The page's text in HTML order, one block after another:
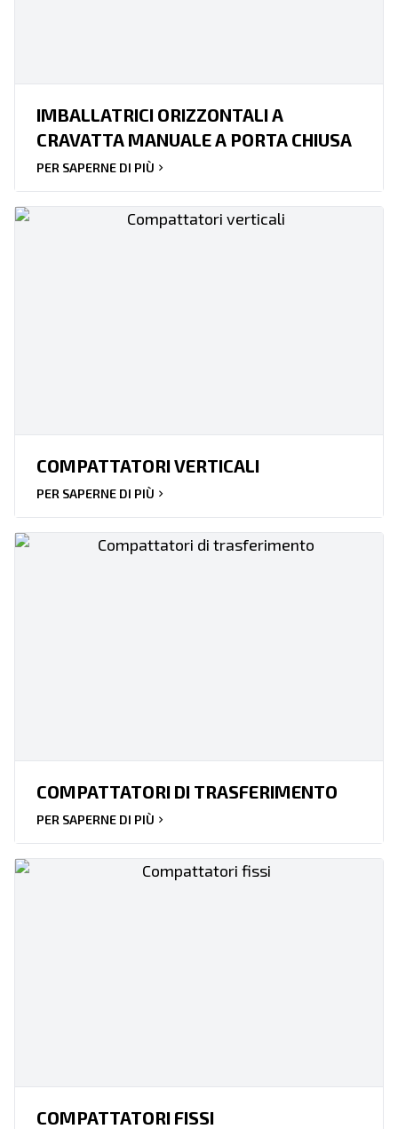
IMBALLATRICI ORIZZONTALI A
CRAVATTA MANUALE A PORTA CHIUSA
PER SAPERNE DI PIÙ
COMPATTATORI VERTICALI
PER SAPERNE DI PIÙ
COMPATTATORI DI TRASFERIMENTO
PER SAPERNE DI PIÙ
COMPATTATORI FISSI